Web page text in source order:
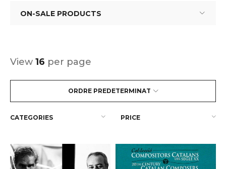
ON-SALE PRODUCTS
ORDRE PREDETERMINAT
View 16 per page
CATEGORIES PRICE